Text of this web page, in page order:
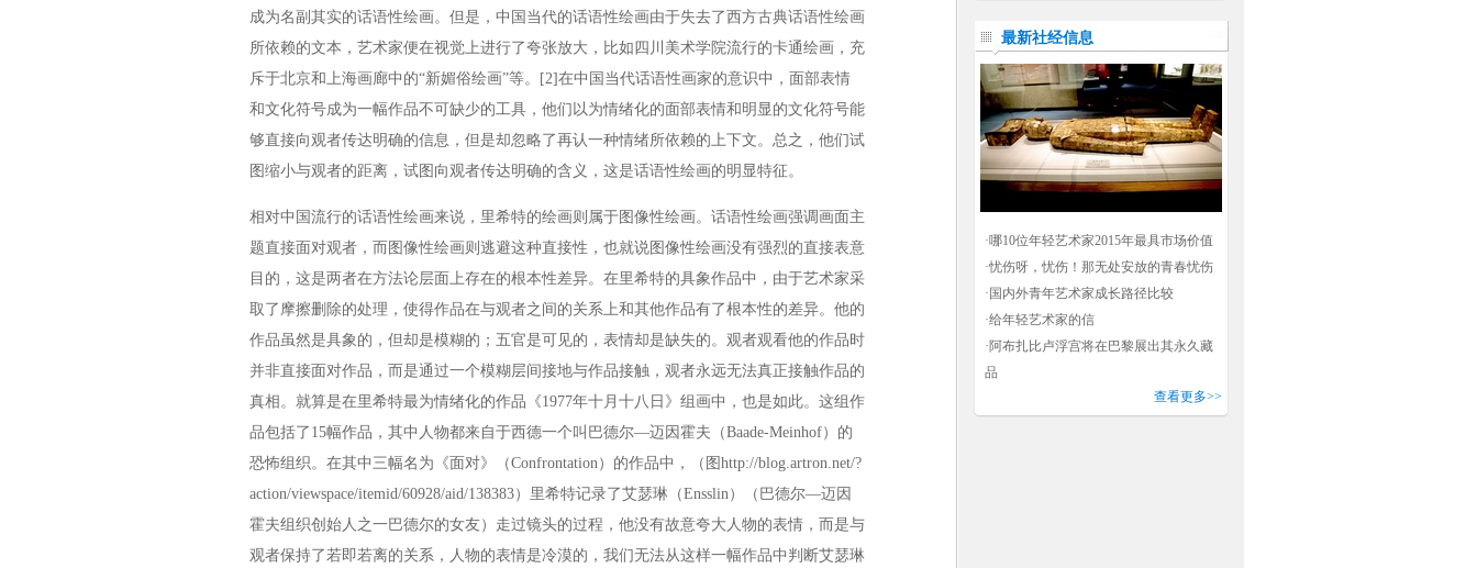
成为名副其实的话语性绘画。但是，中国当代的话语性绘画由于失去了西方古典话语性绘画
所依赖的文本，艺术家便在视觉上进行了夸张放大，比如四川美术学院流行的卡通绘画，充
斥于北京和上海画廊中的“新媚俗绘画”等。[2]在中国当代话语性画家的意识中，面部表情
和文化符号成为一幅作品不可缺少的工具，他们以为情绪化的面部表情和明显的文化符号能
够直接向观者传达明确的信息，但是却忽略了再认一种情绪所依赖的上下文。总之，他们试
图缩小与观者的距离，试图向观者传达明确的含义，这是话语性绘画的明显特征。
相对中国流行的话语性绘画来说，里希特的绘画则属于图像性绘画。话语性绘画强调画面主
题直接面对观者，而图像性绘画则逃避这种直接性，也就说图像性绘画没有强烈的直接表意
目的，这是两者在方法论层面上存在的根本性差异。在里希特的具象作品中，由于艺术家采
取了摩擦删除的处理，使得作品在与观者之间的关系上和其他作品有了根本性的差异。他的
作品虽然是具象的，但却是模糊的；五官是可见的，表情却是缺失的。观者观看他的作品时
并非直接面对作品，而是通过一个模糊层间接地与作品接触，观者永远无法真正接触作品的
真相。就算是在里希特最为情绪化的作品《1977年十月十八日》组画中，也是如此。这组作
品包括了15幅作品，其中人物都来自于西德一个叫巴德尔—迈因霍夫（Baade-Meinhof）的
恐怖组织。在其中三幅名为《面对》（Confrontation）的作品中，（图 http://blog.artron.net/?
action/viewspace/itemid/60928/aid/138383）里希特记录了艾瑟琳（Ensslin）（巴德尔—迈因
霍夫组织创始人之一巴德尔的女友）走过镜头的过程，他没有故意夸大人物的表情，而是与
观者保持了若即若离的关系，人物的表情是冷漠的，我们无法从这样一幅作品中判断艾瑟琳
最新社经信息
·哪10位年轻艺术家2015年最具市场价值
·忧伤呀，忧伤！那无处安放的青春忧伤
· 国内外青年艺术家成长路径比较
·给年轻艺术家的信
·阿布扎比卢浮宫将在巴黎展出其永久藏
品
查看更多>>